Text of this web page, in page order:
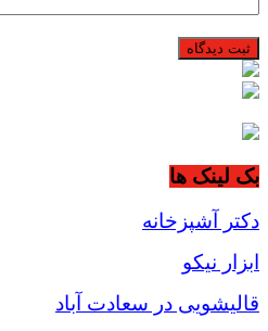
بک لینک ها
دکتر آشپزخانه
ابزار نیکو
قالیشویی در سعادت آباد